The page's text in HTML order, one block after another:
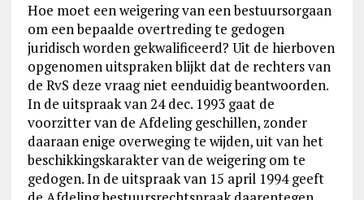
Hoe moet een weigering van een bestuursorgaan
om een bepaalde overtreding te gedogen
juridisch worden gekwalificeerd? Uit de hierboven
opgenomen uitspraken blijkt dat de rechters van
de RvS deze vraag niet eenduidig beantwoorden.
In de uitspraak van 24 dec. 1993 gaat de
voorzitter van de Afdeling geschillen, zonder
daaraan enige overweging te wijden, uit van het
beschikkingskarakter van de weigering om te
gedogen. In de uitspraak van 15 april 1994 geeft